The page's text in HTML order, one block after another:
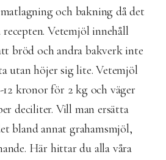
och bakning då det
Vetemjöl innehåll
bröd och andra bakverk inte
utan höjer sig lite. Vetemjöl
kronor för 2 kg och väger
deciliter. Vill man ersätta
bland annat grahamsmjöl,
Här hittar du alla våra